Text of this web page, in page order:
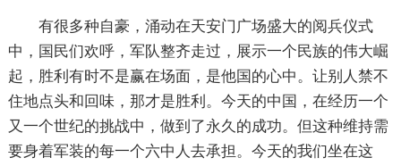
有很多种自豪，涌动在天安门广场盛大的阅兵仪式
中，国民们欢呼，军队整齐走过，展示一个民族的伟大崛
起，胜利有时不是赢在场面，是他国的心中。让别人禁不
住地点头和回味，那才是胜利。今天的中国，在经历一个
又一个世纪的挑战中，做到了永久的成功。但这种维持需
要身着军装的每一个六中人去承担。今天的我们坐在这